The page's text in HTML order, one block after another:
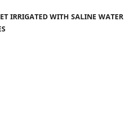
IRRIGATED WITH SALINE WATER